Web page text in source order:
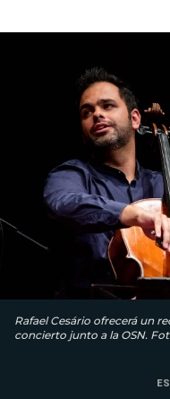
Rafael Cesário ofrecerá un
concierto junto a la OSN.